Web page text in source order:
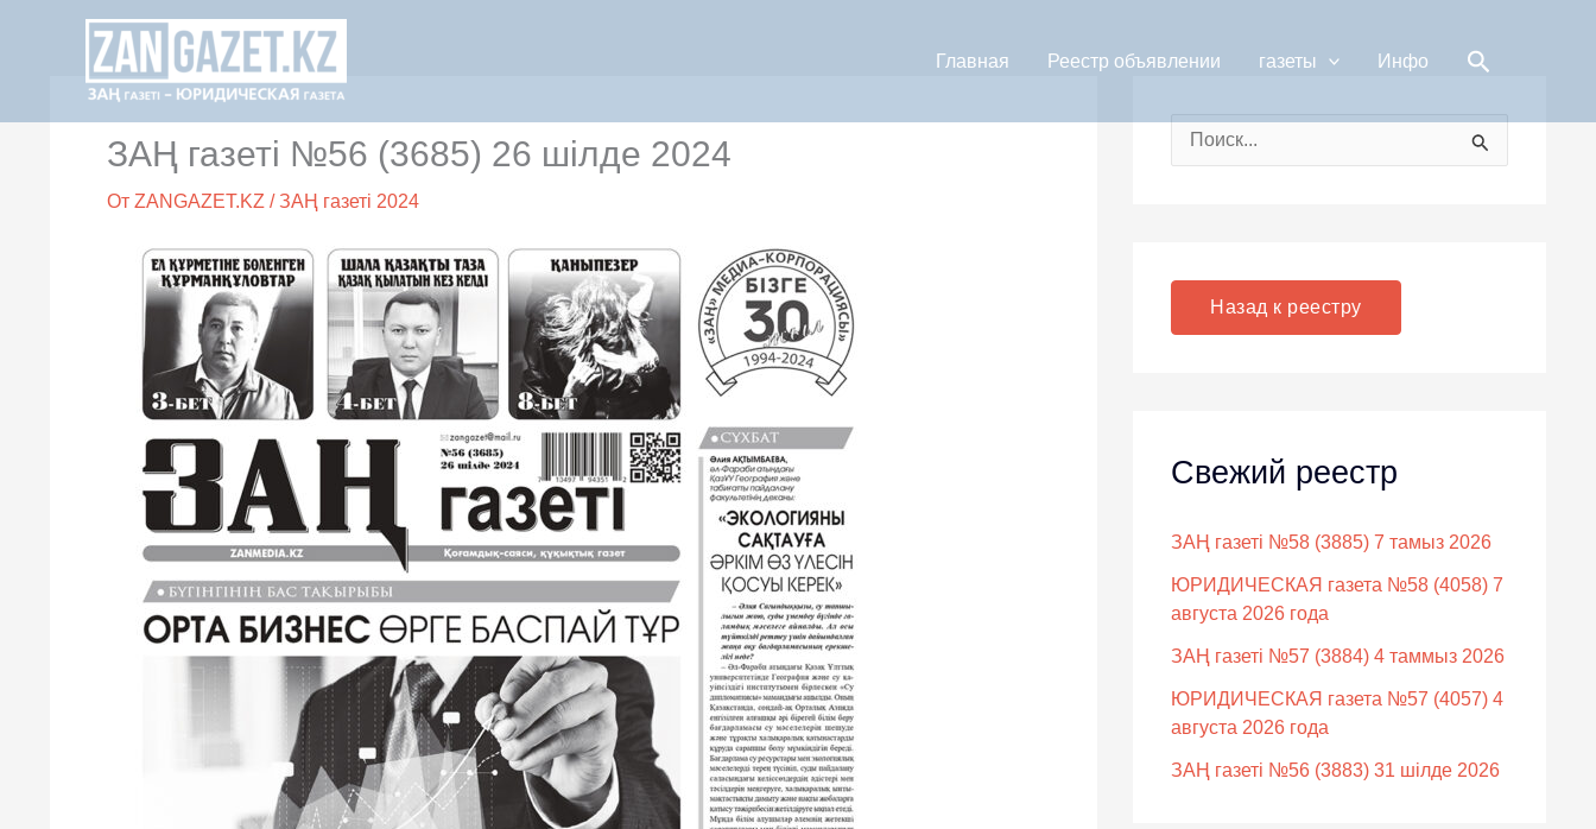
содержимому
Главная Реестр объявлении газеты Инфо Поиск
ЗАҢ газеті №56 (3685) 26 шілде 2024
От ZANGAZET.KZ /ЗАҢ газеті 2024
:
Назад к реестру
Свежий реестр
ЗАҢ газеті №58 (3885) 7 тамыз 2026
ЮРИДИЧЕСКАЯ газета №58 (4058) 7
августа 2026 года
ЗАҢ газеті №57 (3884) 4 таммыз 2026
ЮРИДИЧЕСКАЯ газета №57 (4057) 4
августа 2026 года
ЗАҢ газеті №56 (3883) 31 шілде 2026